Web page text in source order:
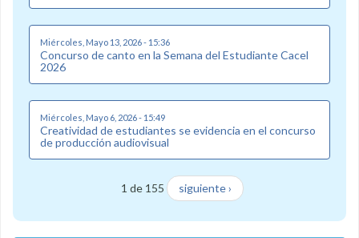
Miércoles, Mayo 13, 2026 - 15:36
Concurso de canto en la Semana del Estudiante Cacel
2026
Miércoles, Mayo 6, 2026 - 15:49
Creatividad de estudiantes se evidencia en el concurso
de producción audiovisual
1 de 155 siguiente ›